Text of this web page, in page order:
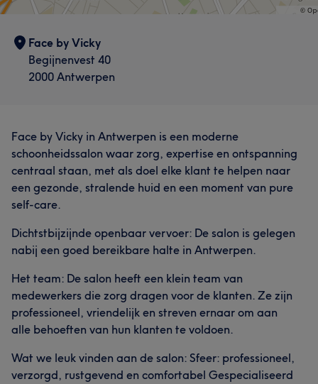
Face by Vicky
Begijnenvest 40
2000 Antwerpen
Face by Vicky in Antwerpen is een moderne
schoonheidssalon waar zorg, expertise en ontspanning
centraal staan, met als doel elke klant te helpen naar
een gezonde, stralende huid en een moment van pure
self-care.
Dichtstbijzijnde openbaar vervoer: De salon is gelegen
nabij een goed bereikbare halte in Antwerpen.
Het team: De salon heeft een klein team van
medewerkers die zorg dragen voor de klanten. Ze zijn
professioneel, vriendelijk en streven ernaar om aan
alle behoeften van hun klanten te voldoen.
Wat we leuk vinden aan de salon: Sfeer: professioneel,
verzorgd, rustgevend en comfortabel Gespecialiseerd